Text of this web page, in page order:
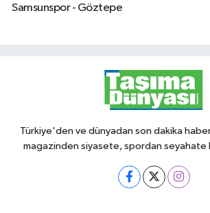
Samsunspor - Göztepe
Türkiye'den ve dünyadan son dakika
magazinden siyasete, spordan seyahate